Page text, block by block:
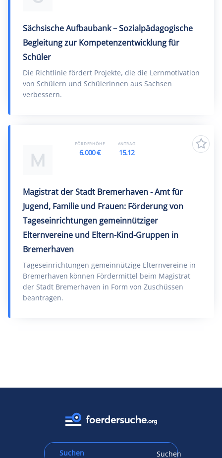
Sächsische Aufbaubank – Sozialpädagogische
Begleitung zur Kompetenzentwicklung für
Schüler
Die Richtlinie fördert Projekte, die die Lernmotivation
von Schülern und Schülerinnen aus Sachsen
verbessern.
M
Magistrat der Stadt Bremerhaven - Amt für
Jugend, Familie und Frauen: Förderung von
Tageseinrichtungen gemeinnütziger
Elternvereine und Eltern-Kind-Gruppen in
Bremerhaven
Tageseinrichtungen gemeinnützige Elternvereine in
Bremerhaven können Fördermittel beim Magistrat
der Stadt Bremerhaven in Form von Zuschüssen
beantragen.
FÖRDERHÖHE
6.000 €
ANTRAG
15.12
Suchen